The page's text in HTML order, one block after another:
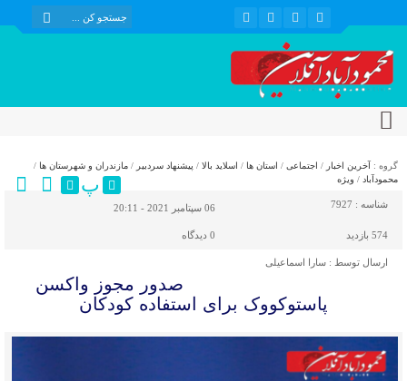
گروه : آخرین اخبار / اجتماعی / استان ها / اسلاید بالا / پیشنهاد سردبیر / مازندران و شهرستان ها /
محمودآباد / ویژه پ
شناسه : 7927 06 سپتامبر 2021 - 20:11
574 بازدید 0 دیدگاه
ارسال توسط : سارا اسماعیلی
صدور مجوز واکسن
پاستوکووک برای استفاده کودکان